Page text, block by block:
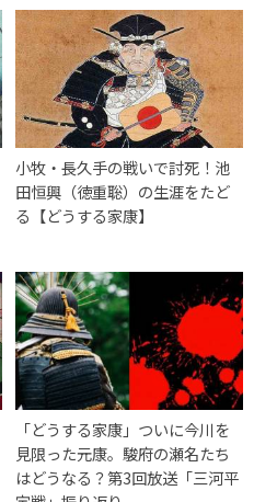
小牧・長久手の戦いで討死！池
田恒興（徳重聡）の生涯をたど
る【どうする家康】
「どうする家康」ついに今川を
見限った元康。駿府の瀬名たち
はどうなる？第3回放送「三河平